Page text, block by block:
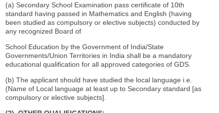
(a) Secondary School Examination pass certificate of 10th
standard having passed in Mathematics and English (having
been studied as compulsory or elective subjects) conducted by
any recognized Board of
School Education by the Government of India/State
Governments/Union Territories in India shall be a mandatory
educational qualification for all approved categories of GDS.
(b) The applicant should have studied the local language i.e.
(Name of Local language at least up to Secondary standard [as
compulsory or elective subjects].